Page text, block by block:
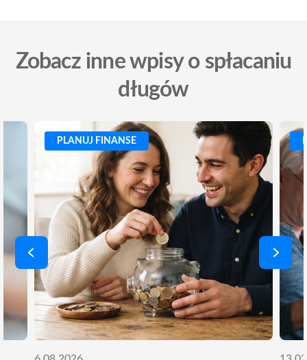
Zobacz inne wpisy o spłacaniu
długów
PLANUJ FINANSE